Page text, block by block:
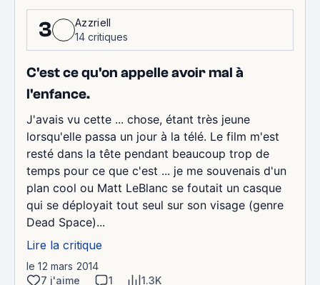
3
Azzriell
14 critiques
C'est ce qu'on appelle avoir mal à
l'enfance.
J'avais vu cette ... chose, étant très jeune
lorsqu'elle passa un jour à la télé. Le film m'est
resté dans la tête pendant beaucoup trop de
temps pour ce que c'est ... je me souvenais d'un
plan cool ou Matt LeBlanc se foutait un casque
qui se déployait tout seul sur son visage (genre
Dead Space)...
Lire la critique
le 12 mars 2014
7 j'aime
1 1.3K